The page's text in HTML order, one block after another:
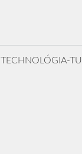
TECHNOLÓGIA-